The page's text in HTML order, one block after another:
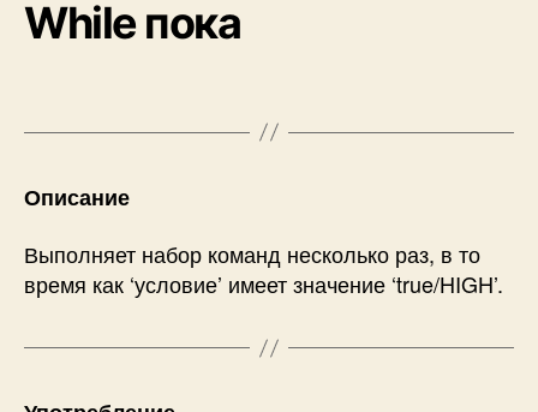
Whileпока
Описание
Выполняет набор команд несколько раз, в то
время как ‘условие’ имеет значение ‘true/HIGH’.